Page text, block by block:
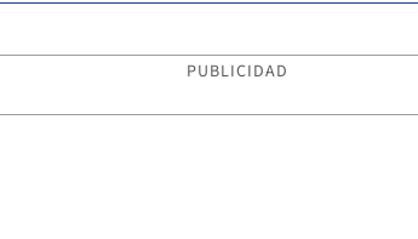
PUBLICIDAD